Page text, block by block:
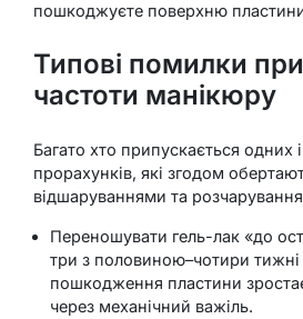
пошкоджуєте поверхню
Типові помилки
частоти манікюру
Багато хто припускається одних
прорахунків, які згодом
відшаруваннями та
Переношувати гель-лак «до
три з половиною–чотири тижні
пошкодження пластини зростає
через механічний важіль.